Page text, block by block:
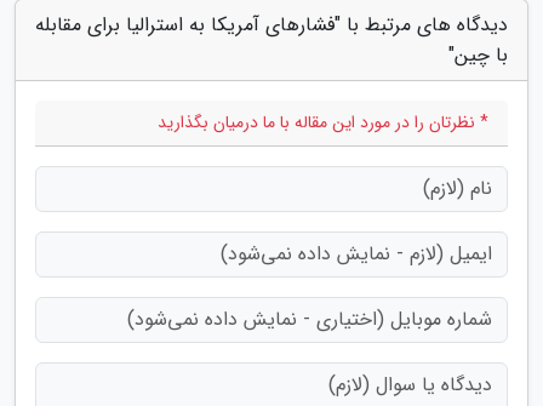
دیدگاه های مرتبط با "فشارهای آمریکا به استرالیا برای مقابله
با چین"
* نظرتان را در مورد این مقاله با ما درمیان بگذارید